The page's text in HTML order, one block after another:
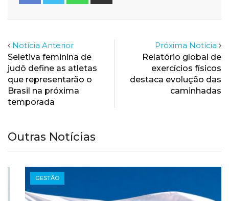
Notícia Anterior
Seletiva feminina de
judô define as atletas
que representarão o
Brasil na próxima
temporada
Próxima Notícia
Relatório global de
exercícios físicos
destaca evolução das
caminhadas
Outras Notícias
GESTÃO